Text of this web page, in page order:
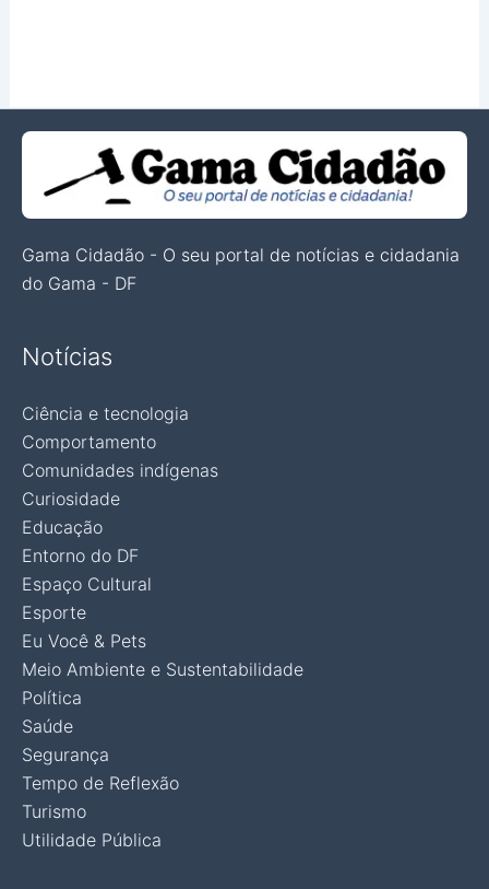
Gama Cidadão - O seu portal de notícias e cidadania
do Gama - DF
Notícias
Ciência e tecnologia
Comportamento
Comunidades indígenas
Curiosidade
Educação
Entorno do DF
Espaço Cultural
Esporte
Eu Você & Pets
Meio Ambiente e Sustentabilidade
Política
Saúde
Segurança
Tempo de Reflexão
Turismo
Utilidade Pública